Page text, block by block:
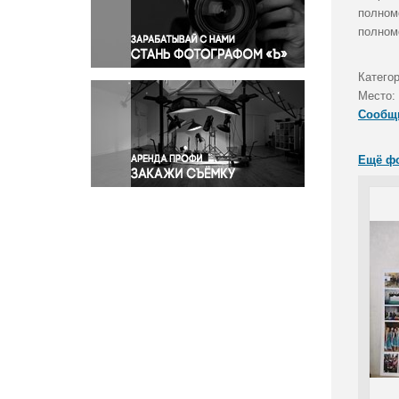
Правосудие
Происшествия и конфликты
Религия
Светская жизнь
Спорт
Экология
Экономика и бизнес
Место:
Ещё